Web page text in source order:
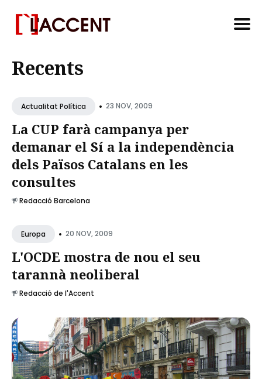
for
Recents
Actualitat Política • 23 NOV, 2009
La CUP farà campanya per
demanar el Sí a la independència
dels Països Catalans en les
consultes
Redacció Barcelona
Europa • 20 NOV, 2009
L'OCDE mostra de nou el seu
tarannà neoliberal
Redacció de l'Accent